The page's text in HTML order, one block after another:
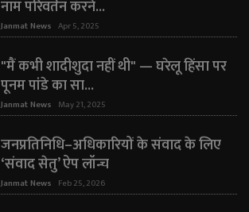
नाम परिवर्तन करने...
Janmat News Apr 5, 2025
"मैं कभी शादीशुदा नहीं थी" — घरेलू हिंसा पर
पूनम पांडे का सा...
Janmat News May 21, 2025
जनप्रतिनिधि–अधिकारियों के संवाद के लिए
‘संवाद सेतु’ ऐप लॉन्च
Janmat News Feb 25, 2026